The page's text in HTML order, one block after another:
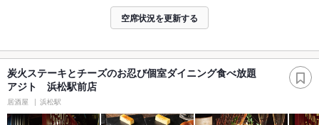
空席状況を更新する
炭火ステーキとチーズのお忍び個室ダイニング食べ放題
アジト 浜松駅前店
居酒屋 浜松駅